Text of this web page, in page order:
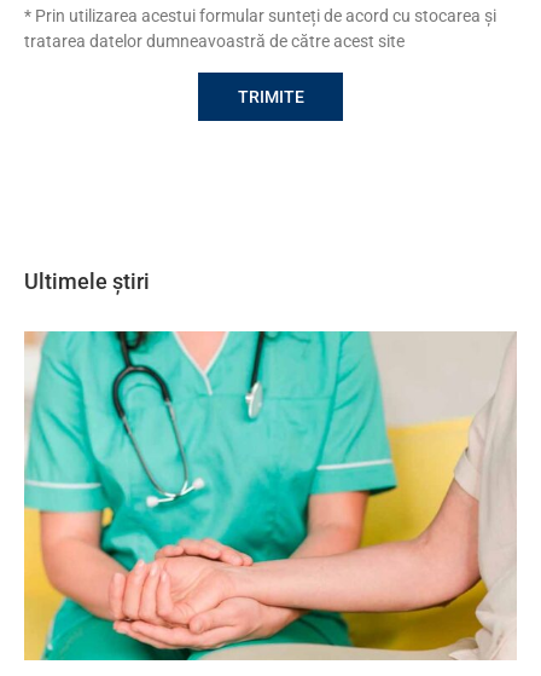
* Prin utilizarea acestui formular sunteți de acord cu stocarea și
tratarea datelor dumneavoastră de către acest site
Ultimele știri